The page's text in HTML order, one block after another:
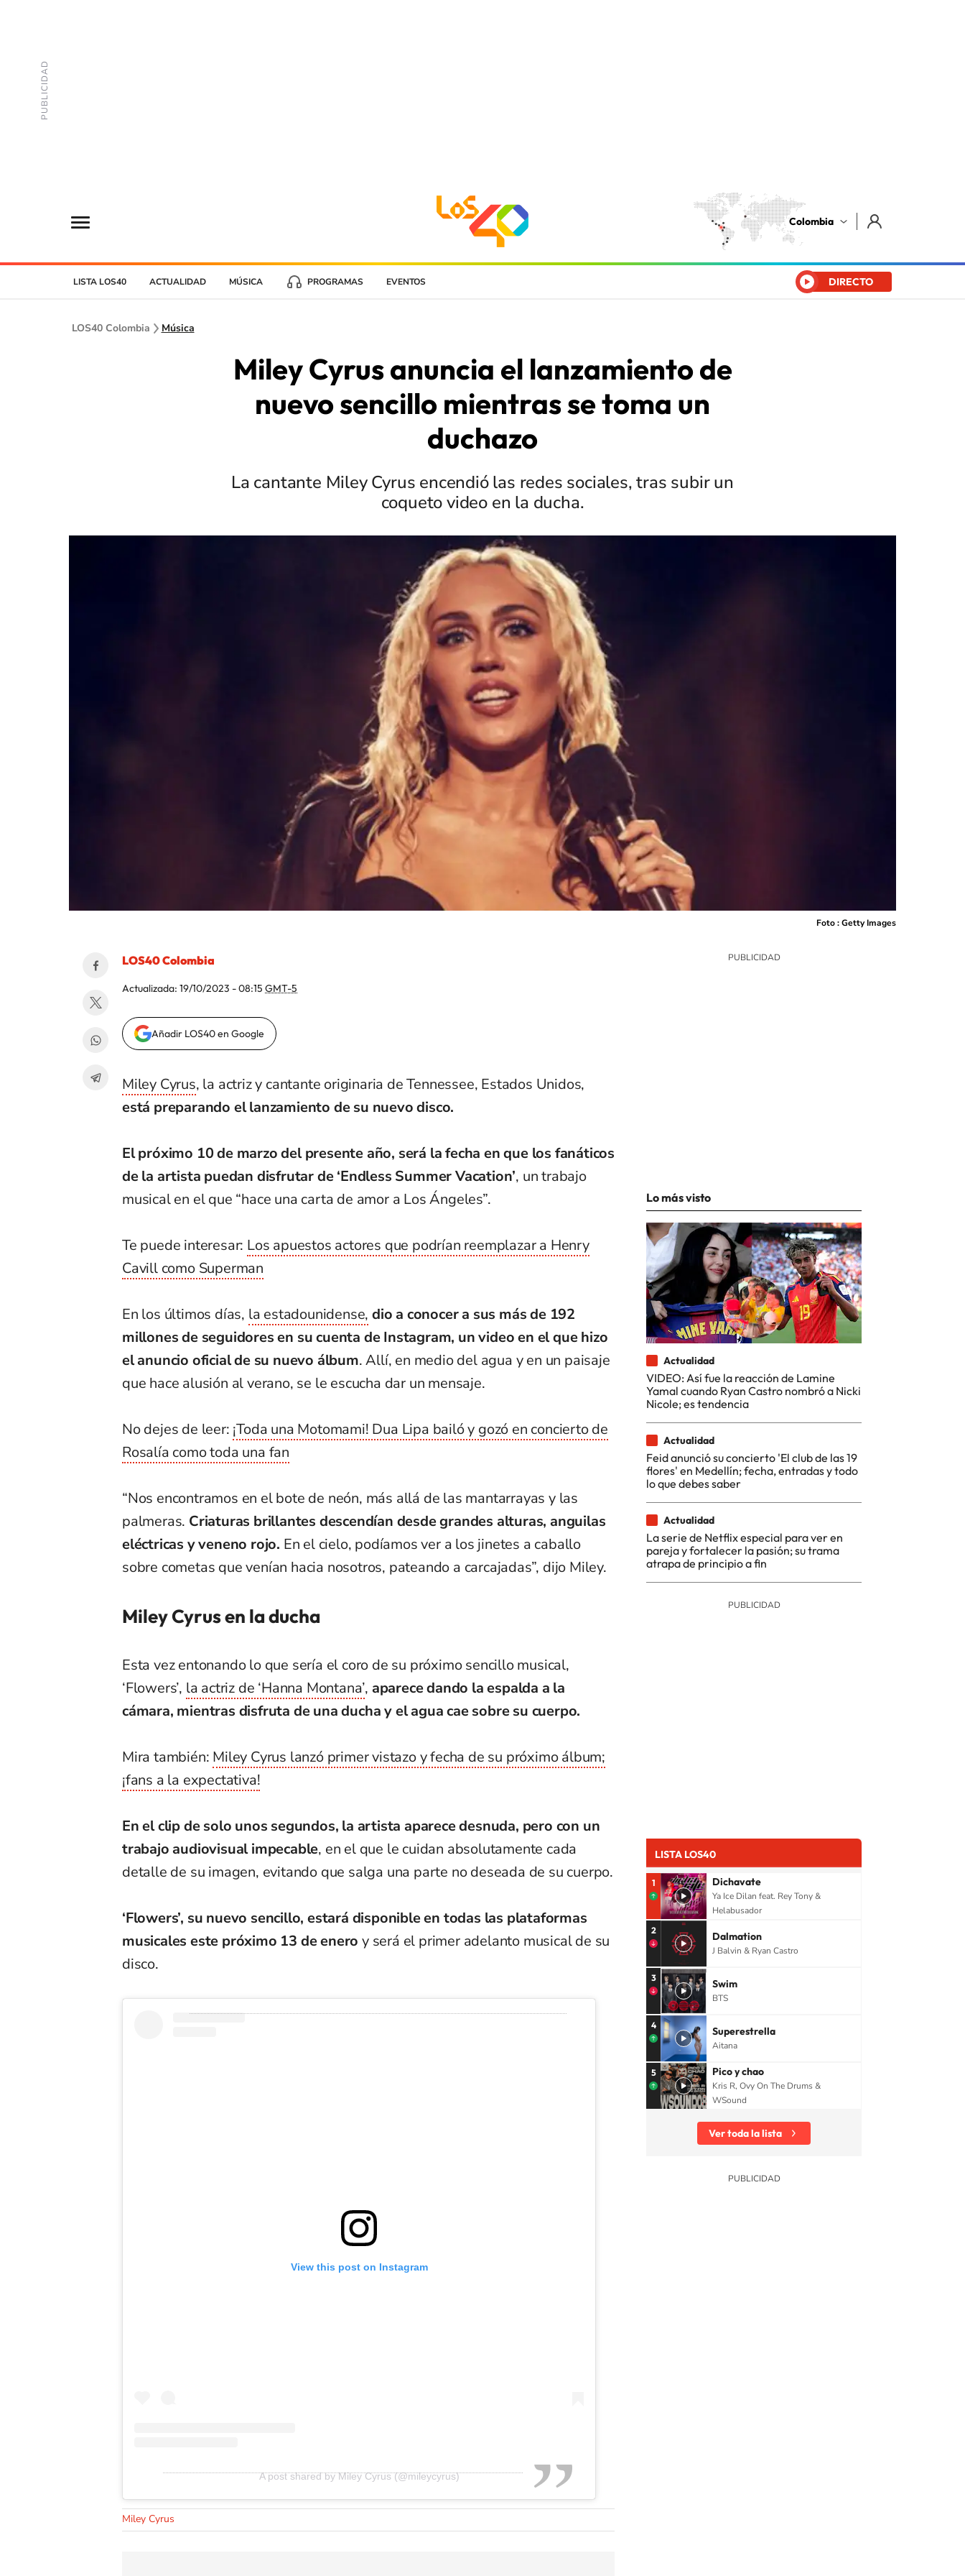
Colombia
LISTA LOS40 ACTUALIDAD MÚSICA PROGRAMAS EVENTOS DIRECTO
LOS40 Colombia Música
Miley Cyrus anuncia el lanzamiento de
nuevo sencillo mientras se toma un
duchazo
La cantante Miley Cyrus encendió las redes sociales, tras subir un
coqueto video en la ducha.
Foto : Getty Images
LOS40 Colombia
Actualizada: 19/10/2023 - 08:15 GMT-5
Añadir LOS40 en Google
Miley Cyrus, la actriz y cantante originaria de Tennessee, Estados Unidos,
está preparando el lanzamiento de su nuevo disco.
El próximo 10 de marzo del presente año, será la fecha en que los fanáticos
de la artista puedan disfrutar de ‘Endless Summer Vacation’, un trabajo
musical en el que “hace una carta de amor a Los Ángeles”.
Te puede interesar: Los apuestos actores que podrían reemplazar a Henry
Cavill como Superman
En los últimos días, la estadounidense, dio a conocer a sus más de 192
millones de seguidores en su cuenta de Instagram, un video en el que hizo
el anuncio oficial de su nuevo álbum. Allí, en medio del agua y en un paisaje
que hace alusión al verano, se le escucha dar un mensaje.
No dejes de leer: ¡Toda una Motomami! Dua Lipa bailó y gozó en concierto de
Rosalía como toda una fan
“Nos encontramos en el bote de neón, más allá de las mantarrayas y las
palmeras. Criaturas brillantes descendían desde grandes alturas, anguilas
eléctricas y veneno rojo. En el cielo, podíamos ver a los jinetes a caballo
sobre cometas que venían hacia nosotros, pateando a carcajadas”, dijo Miley.
Miley Cyrus en la ducha
Esta vez entonando lo que sería el coro de su próximo sencillo musical,
‘Flowers’, la actriz de ‘Hanna Montana’, aparece dando la espalda a la
cámara, mientras disfruta de una ducha y el agua cae sobre su cuerpo.
Mira también: Miley Cyrus lanzó primer vistazo y fecha de su próximo álbum;
¡fans a la expectativa!
En el clip de solo unos segundos, la artista aparece desnuda, pero con un
trabajo audiovisual impecable, en el que le cuidan absolutamente cada
detalle de su imagen, evitando que salga una parte no deseada de su cuerpo.
‘Flowers’, su nuevo sencillo, estará disponible en todas las plataformas
musicales este próximo 13 de enero y será el primer adelanto musical de su
disco.
View this post on Instagram
A post shared by Miley Cyrus (@mileycyrus)
Miley Cyrus
Lo más visto
Actualidad
VIDEO: Así fue la reacción de Lamine
Yamal cuando Ryan Castro nombró a Nicki
Nicole; es tendencia
Actualidad
Feid anunció su concierto 'El club de las 19
flores' en Medellín; fecha, entradas y todo
lo que debes saber
Actualidad
La serie de Netflix especial para ver en
pareja y fortalecer la pasión; su trama
atrapa de principio a fin
LISTA LOS40
1 Dichavate
Ya Ice Dilan feat. Rey Tony &
Helabusador
2 Dalmation
J Balvin & Ryan Castro
3 Swim
BTS
4 Superestrella
Aitana
5 Pico y chao
Kris R, Ovy On The Drums &
WSound
Ver toda la lista